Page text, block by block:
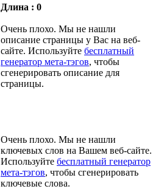
Длина : 0
Очень плохо. Мы не нашли
описание страницы у Вас на веб-
сайте. Используйте бесплатный
генератор мета-тэгов, чтобы
сгенерировать описание для
страницы.
Очень плохо. Мы не нашли
ключевых слов на Вашем веб-сайте.
Используйте бесплатный генератор
мета-тэгов, чтобы сгенерировать
ключевые слова.